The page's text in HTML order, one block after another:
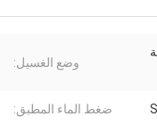
وضع الغسيل:
ضغط الماء المطبق: